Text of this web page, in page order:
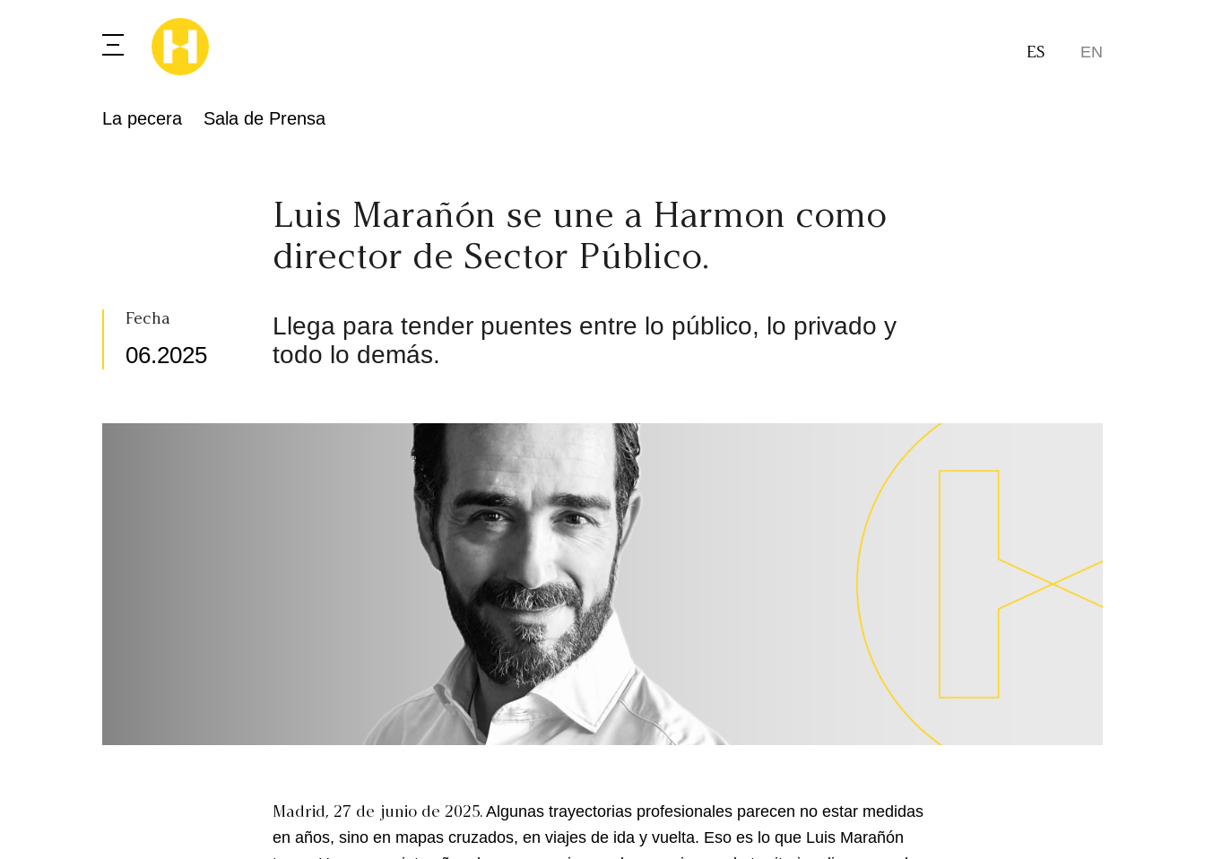
ES EN
La pecera Sala de Prensa
Fecha
06.2025
Luis Marañón se une a Harmon como
director de Sector Público.
Llega para tender puentes entre lo público, lo privado y
todo lo demás.
Madrid, 27 de junio de 2025. Algunas trayectorias profesionales parecen no estar medidas
en años, sino en mapas cruzados, en viajes de ida y vuelta. Eso es lo que Luis Marañón